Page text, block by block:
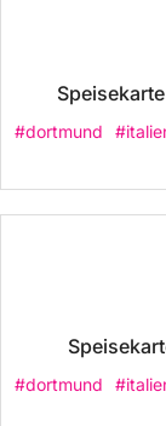
#dortmund
#dortmund